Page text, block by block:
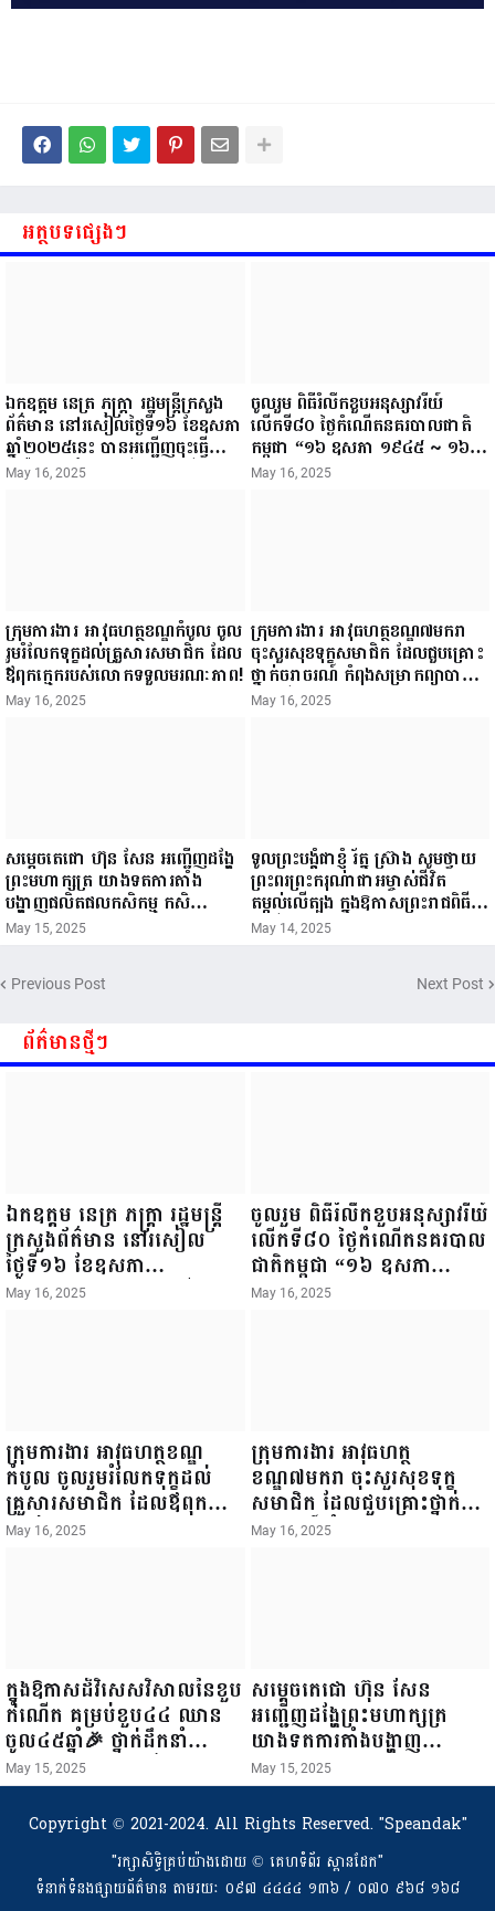
អត្ថបទផ្សេងៗ
ឯកឧត្តម នេត្រ ភក្ត្រា រដ្ឋមន្ត្រីក្រសួង
ព័ត៌មាន នៅរសៀលថ្ងៃទី១៦ ខែឧសភា
ឆ្នាំ២០២៥នេះ បានអញ្ជើញចុះធ្វើ
ជំរឿនថ្នាក់ដឹកនាំមន្ត្រីរាជការស៉ីវិល នៃ
May 16, 2025
ចូលរួម ពិធីរំលឹកខួបអនុស្សាវរីយ៍
លើកទី៨០ ថ្ងៃកំណើតនគរបាលជាតិ
កម្ពុជា “១៦ ឧសភា ១៩៤៥ ~ ១៦
ឧសភា ២០២៥”...
May 16, 2025
ក្រុមការងារ អាវុធហត្ថខណ្ឌកំបូល ចូល
រួមរំលែកទុក្ខដល់គ្រួសារសមាជិក ដែល
ឪពុកក្មេករបស់លោកទទួលមរណៈភាព!
May 16, 2025
ក្រុមការងារ អាវុធហត្ថខណ្ឌ៧មករា
ចុះសួរសុខទុក្ខសមាជិក ដែលជួបគ្រោះ
ថ្នាក់ចរាចរណ៍ កំពុងសម្រាកព្យាបាល
នៅមន្ទីរពេទ្យ!
May 16, 2025
សម្តេចតេជោ ហ៊ុន សែន អញ្ជើញដង្ហែ
ព្រះមហាក្សត្រ យាងទតការតាំង
បង្ហាញផលិតផលកសិកម្ម កសិ
ឧស្សាហកម្ម និងសិប្បកម្ម ក្នុងព្រះរាជ
May 15, 2025
ទូលព្រះបង្គំជាខ្ញុំ រ័ត្ន ស្រ៊ាង សូមថ្វាយ
ព្រះពរព្រះករុណាជាអម្ចាស់ជីវិត
តម្កល់លើត្បូង ក្នុងឱកាសព្រះរាជពិធី
ចម្រើនព្រះជន្ម គម្រប់ខួប៧២ យាងចូល
May 14, 2025
Previous Post Next Post
ព័ត៌មានថ្មីៗ
ឯកឧត្តម នេត្រ ភក្ត្រា រដ្ឋមន្ត្រី
ក្រសួងព័ត៌មាន នៅរសៀល
ថ្ងៃទី១៦ ខែឧសភា
ឆ្នាំ២០២៥នេះ បានអញ្ជើញចុះ
May 16, 2025
ចូលរួម ពិធីរំលឹកខួបអនុស្សាវរីយ៍
លើកទី៨០ ថ្ងៃកំណើតនគរបាល
ជាតិកម្ពុជា “១៦ ឧសភា
១៩៤៥ ~ ១៦ ឧសភា
May 16, 2025
ក្រុមការងារ អាវុធហត្ថខណ្ឌ
កំបូល ចូលរួមរំលែកទុក្ខដល់
គ្រួសារសមាជិក ដែលឪពុកក្មេក
របស់លោកទទួលមរណៈភាព!
May 16, 2025
ក្រុមការងារ អាវុធហត្ថ
ខណ្ឌ៧មករា ចុះសួរសុខទុក្ខ
សមាជិក ដែលជួបគ្រោះថ្នាក់
ចរាចរណ៍ កំពុងសម្រាកព្យាបាល
May 16, 2025
ក្នុងឱកាសដ៏វិសេសវិសាលនៃខួប
កំណើត គម្រប់ខួប៤៤ ឈាន
ចូល៤៥ឆ្នាំ🎉 ថ្នាក់ដឹកនាំ
សមាជិក សមាជិកា នៃក្រុម
គ្រួសារកម្មវិធីអាជីវកម្មចល័ត និង
កម្មករសំណង់ សូមគោរពជូនពរ
ជូនចំពោះ ឯកឧត្តម សាយ
សំអាល់ ប្រធានសហភាព
សហព័ន្ធយុវជនកម្ពុជា រាធានី
May 15, 2025
សម្តេចតេជោ ហ៊ុន សែន
អញ្ជើញដង្ហែព្រះមហាក្សត្រ
យាងទតការតាំងបង្ហាញ
ផលិតផលកសិកម្ម កសិ
ឧស្សាហកម្ម និងសិប្បកម្ម ក្នុង
ព្រះរាជពិធីច្រត់ព្រះនង្គ័ល...
May 15, 2025
Copyright © 2021-2024. All Rights Reserved. "Speandak"
"រក្សាសិទ្ធិគ្រប់យ៉ាងដោយ​ © គេហទំព័រ ស្ពានដែក"
ទំនាក់ទំនងផ្សាយព័ត៌មាន តាមរយៈ ០៩៧ ៤៤៤៤ ១៣៦ / ០៧០ ៩៦៨ ១៦៨